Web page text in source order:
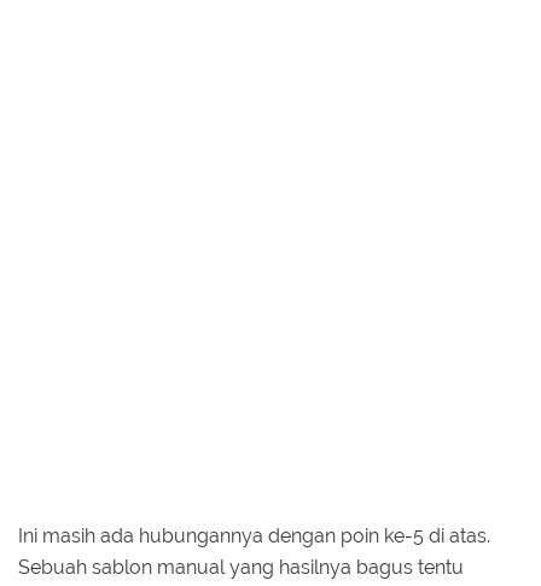
Ini masih ada hubungannya dengan poin ke-5 di atas.
Sebuah sablon manual yang hasilnya bagus tentu